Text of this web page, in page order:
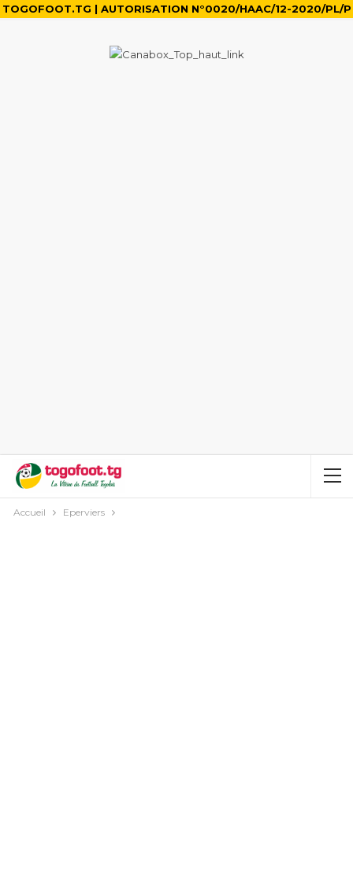
TOGOFOOT.TG | AUTORISATION N°0020/HAAC/12-2020/PL/P
Accueil Eperviers